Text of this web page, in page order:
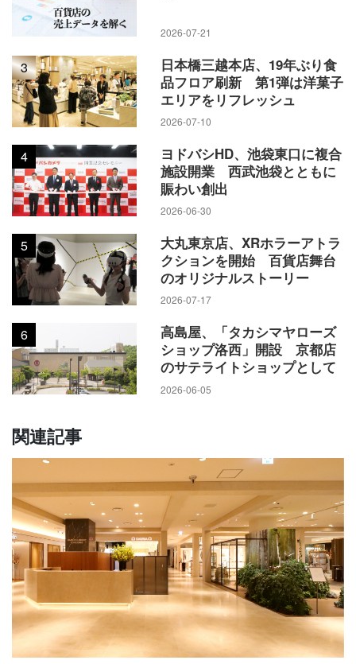
2026-07-21
3
日本橋三越本店、19年ぶり食
品フロア刷新 第1弾は洋菓子
エリアをリフレッシュ
2026-07-10
4
ヨドバシHD、池袋東口に複合
施設開業 西武池袋とともに
賑わい創出
2026-06-30
5
大丸東京店、XRホラーアトラ
クションを開始 百貨店舞台
のオリジナルストーリー
2026-07-17
6
高島屋、「タカシマヤローズ
ショップ洛西」開設 京都店
のサテライトショップとして
2026-06-05
関連記事